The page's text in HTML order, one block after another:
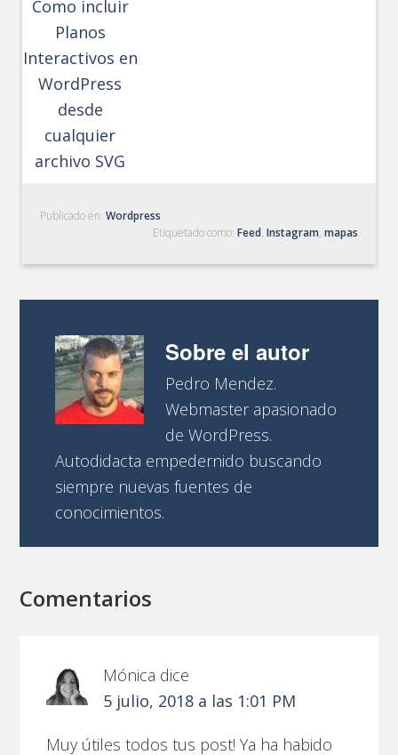
Como incluir
Planos
Interactivos en
WordPress
desde
cualquier
archivo SVG
Publicado en:Wordpress
Etiquetado como: Feed, Instagram, mapas
Sobre el autor
Pedro Mendez.
Webmaster apasionado
de WordPress.
Autodidacta empedernido buscando
siempre nuevas fuentes de
conocimientos.
Comentarios
Mónica dice
5 julio, 2018 a las 1:01 PM
Muy útiles todos tus post! Ya ha habido